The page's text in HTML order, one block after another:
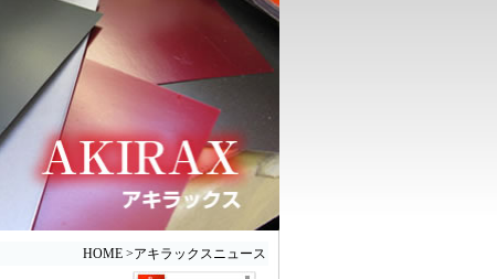
HOME >アキラックスニュース